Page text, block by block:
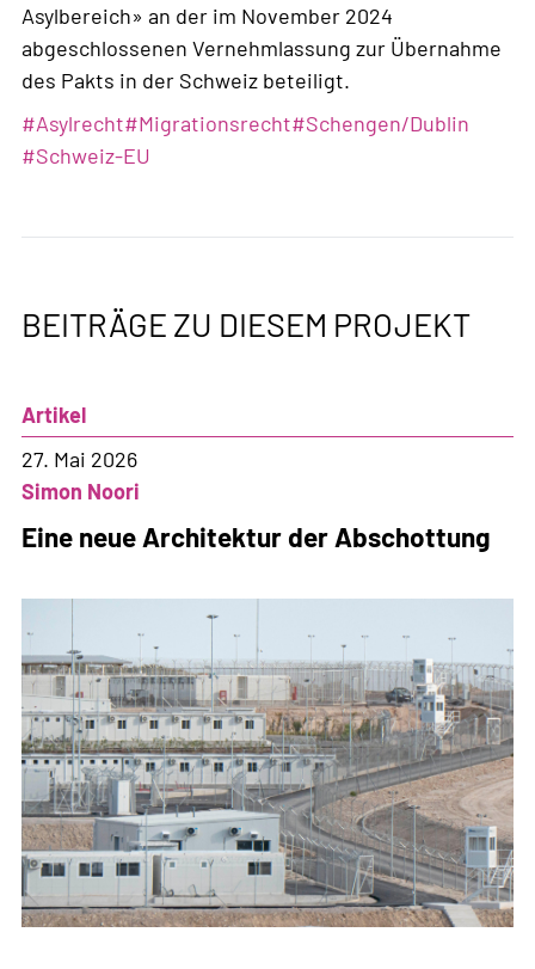
Asylbereich» an der im November 2024
abgeschlossenen Vernehmlassung zur Übernahme
des Pakts in der Schweiz beteiligt.
#Asylrecht#Migrationsrecht#Schengen/Dublin
#Schweiz-EU
BEITRÄGE ZU DIESEM PROJEKT
Artikel
27. Mai 2026
Simon Noori
Eine neue Architektur der Abschottung